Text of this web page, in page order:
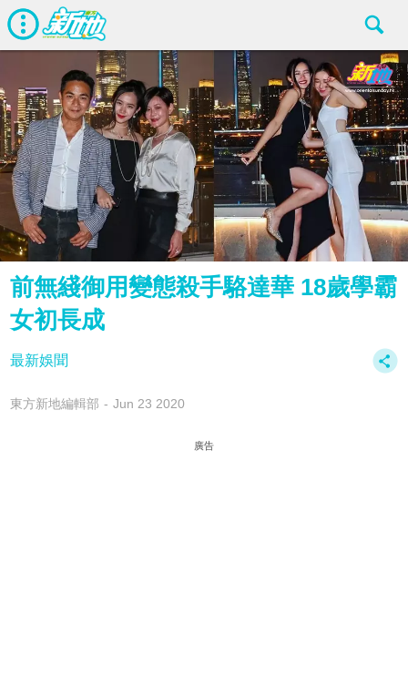
前無綫御用變態殺手駱達華 18歲學霸
女初長成
最新娛聞
東方新地編輯部 Jun 23 2020
廣告